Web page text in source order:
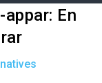
En